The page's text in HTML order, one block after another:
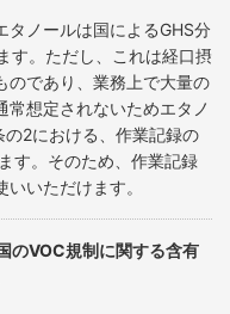
タノールは国によるGHS分
す。ただし、これは経口摂
のであり、業務上で大量の
常想定されないためエタノ
2における、作業記録の
す。そのため、作業記録
いただけます。
のVOC規制に関する含有